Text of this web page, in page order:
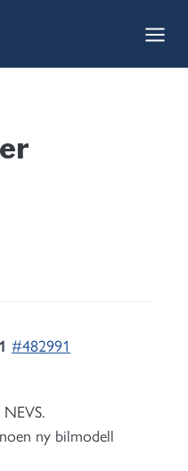
#482991
ny bilmodell